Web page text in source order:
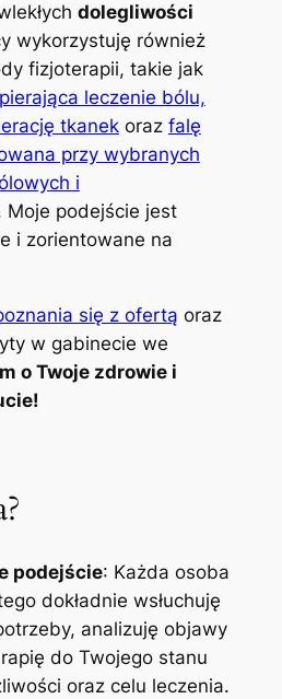
dolegliwości
wykorzystuję również
fizjoterapii, takie jak
leczenie bólu,
tkanekoraz falę
przy wybranych
i
Moje podejście jest
i zorientowane na
się z ofertą oraz
w gabinecie we
o Twoje zdrowie i
podejście: Każda osoba
dokładnie wsłuchuję
analizuję objawy
do Twojego stanu
oraz celu leczenia.